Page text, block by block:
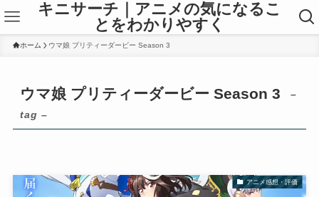
キニサーチ｜アニメの気になるこ
とをわかりやすく
ホーム ウマ娘 プリティーダービー Season 3
ウマ娘 プリティーダービー Season 3
–
tag –
アニメ感想・評価